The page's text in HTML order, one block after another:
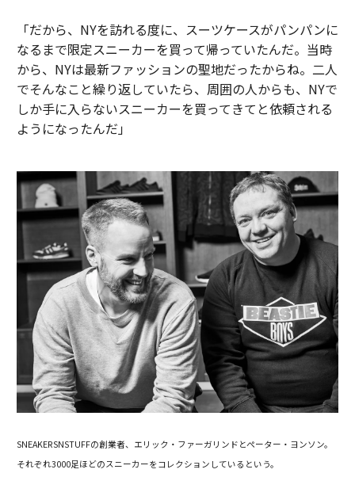
「だから、NYを訪れる度に、スーツケースがパンパンに
なるまで限定スニーカーを買って帰っていたんだ。当時
から、NYは最新ファッションの聖地だったからね。二人
でそんなこと繰り返していたら、周囲の人からも、NYで
しか手に入らないスニーカーを買ってきてと依頼される
ようになったんだ」
SNEAKERSNSTUFFの創業者、エリック・ファーガリンドとぺーター・ヨンソン。
それぞれ3000足ほどのスニーカーをコレクションしているという。